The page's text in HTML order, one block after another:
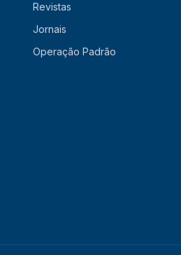
Revistas
Jornais
Operação Padrão